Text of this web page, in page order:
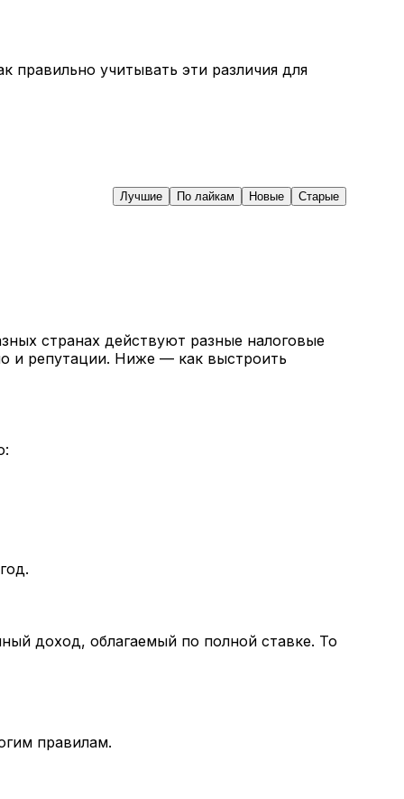
учитывать эти различия для
Лучшие По лайкам Новые Старые
странах действуют разные налоговые
и репутации. Ниже — как выстроить
доход, облагаемый по полной ставке. То
правилам.